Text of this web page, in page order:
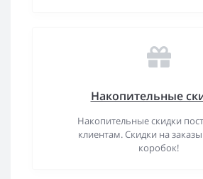
Накопительные
Накопительные скидки
клиентам. Скидки на заказы
коробок!